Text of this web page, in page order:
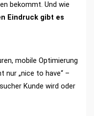
bekommt. Und wie
Eindruck gibt es
mobile Optimierung
nur „nice to have“ –
Kunde wird oder